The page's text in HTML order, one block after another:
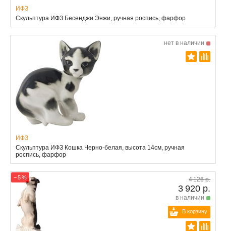
ИФЗ
Скульптура ИФЗ Бесенджи Энжи, ручная роспись, фарфор
нет в наличии
ИФЗ
Скульптура ИФЗ Кошка Черно-белая, высота 14см, ручная
роспись, фарфор
− 5 % 4 126 р.
3 920 р.
в наличии
В корзину